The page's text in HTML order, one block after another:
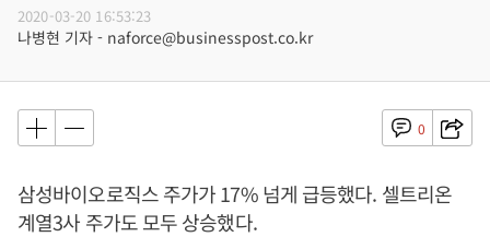
2020-03-20 16:53:23
나병현 기자 - naforce@businesspost.co.kr
0
삼성바이오로직스 주가가 17% 넘게 급등했다. 셀트리온
계열3사 주가도 모두 상승했다.